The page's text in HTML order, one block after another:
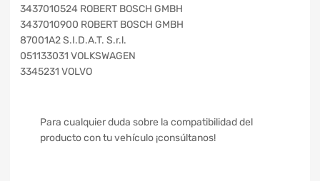
3437010524 ROBERT BOSCH GMBH
3437010900 ROBERT BOSCH GMBH
87001A2 S.I.D.A.T. S.r.l.
051133031 VOLKSWAGEN
3345231 VOLVO
Para cualquier duda sobre la compatibilidad del
producto con tu vehículo ¡consúltanos!